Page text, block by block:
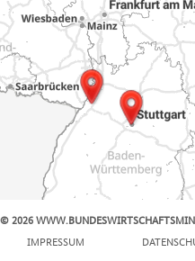
© 2026
IMPRESSUM